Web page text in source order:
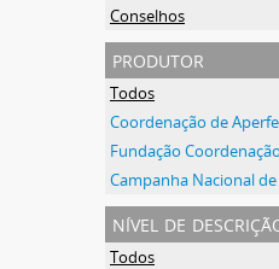
Conselhos
produtor
Todos
nível de
Todos